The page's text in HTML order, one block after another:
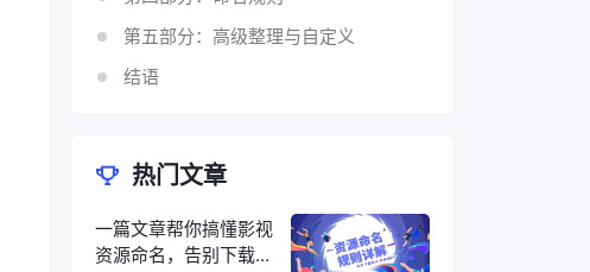
第五部分：高级整理与自定义
结语
热门文章
一篇文章帮你搞懂影视
资源命名，告别下载